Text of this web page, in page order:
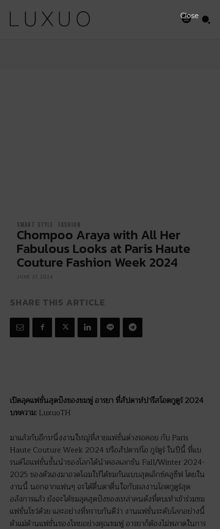
SMART STYLE FASHION
Chompoo Araya with All Her
Fabulous Looks at Paris Haute
Couture Fashion Week 2024
JUNE 27, 2024
SHARE THIS ARTICLE
เปิดลุคแฟชั่นสุดปังของชมพู่ อารยา ที่สัปดาห์ปารีสโอตกูตูร์ 2024
บทความ: LuxuoTH
มาแล้วกับอีกหนึ่งงานใหญ่ที่สายแฟชั่นต่างรอคอย กับ Paris
Haute Couture Week 2024 หรือสัปดาห์โอ กูร์ตูร์ ในปีนี้ ที่แบ
รนด์ไฮแฟชั่นชั้นนำของโลกได้นำคอลเลกชัน Fall/Winter 2024-
2025 ของตัวเองมาอวดโฉมให้ได้ชมกันแบบสุดเอ็กซ์คลูซีฟ โดยใน
งานนี้ นอกจากแฟนๆ จะได้ตื่นตาตื่นใจกับผลงานโอตกูตูร์สุด
อลังการแล้ว ยังจะได้ชมลุคสุดปังของเหล่าคนดังที่ตบเท้าเข้าร่วมชม
แฟชั่นโชว์ด้วย และอย่างที่ทราบกันดีว่า งานแฟชั่นระดับโลกอย่างนี้
ตัวแม่ด้านแฟชั่นของไทยอย่างคุณชมพู่ อารยาก็ต้องไม่พลาดในการ
Close